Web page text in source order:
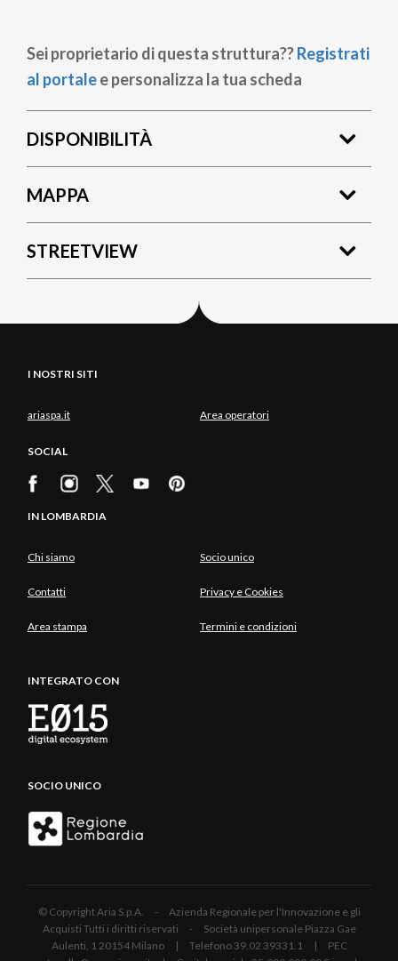
Sei proprietario di questa struttura??Registrati
al portalee personalizza la tua scheda
DISPONIBILITÀ
MAPPA
STREETVIEW
I NOSTRI SITI
ariaspa.it Area operatori
SOCIAL
IN LOMBARDIA
Chi siamo Socio unico
Contatti Privacy e Cookies
Area stampa Termini e condizioni
INTEGRATO CON
SOCIO UNICO
© Copyright Aria S.p.A. - Azienda Regionale per l'Innovazione e gli
Acquisti Tutti i diritti riservati - Società unipersonale Piazza Gae
Aulenti, 1 20154 Milano | Telefono 39.02 39331.1 | PEC